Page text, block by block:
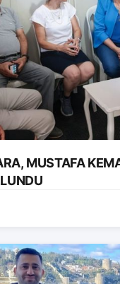
MUSTAFA